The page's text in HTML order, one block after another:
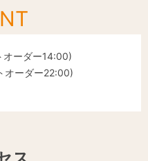
オーダー14:00)
オーダー22:00)